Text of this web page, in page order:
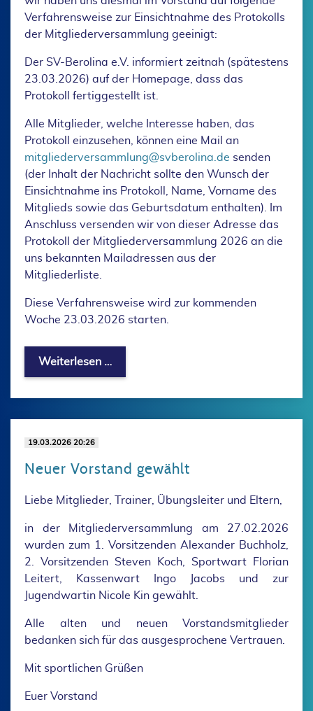
Verfahrensweise zur Einsichtnahme des Protokolls
der Mitgliederversammlung geeinigt:
Der SV-Berolina e.V. informiert zeitnah (spätestens
23.03.2026) auf der Homepage, dass das
Protokoll fertiggestellt ist.
Alle Mitglieder, welche Interesse haben, das
Protokoll einzusehen, können eine Mail an
mitgliederversammlung@svberolina.de senden
(der Inhalt der Nachricht sollte den Wunsch der
Einsichtnahme ins Protokoll, Name, Vorname des
Mitglieds sowie das Geburtsdatum enthalten). Im
Anschluss versenden wir von dieser Adresse das
Protokoll der Mitgliederversammlung 2026 an die
uns bekannten Mailadressen aus der
Mitgliederliste.
Diese Verfahrensweise wird zur kommenden
Woche 23.03.2026 starten.
Weiterlesen …
19.03.2026 20:26
Neuer Vorstand gewählt
Liebe Mitglieder, Trainer, Übungsleiter und Eltern,
in der Mitgliederversammlung am 27.02.2026
wurden zum 1. Vorsitzenden Alexander Buchholz,
2. Vorsitzenden Steven Koch, Sportwart Florian
Leitert, Kassenwart Ingo Jacobs und zur
Jugendwartin Nicole Kin gewählt.
Alle alten und neuen Vorstandsmitglieder
bedanken sich für das ausgesprochene Vertrauen.
Mit sportlichen Grüßen
Euer Vorstand